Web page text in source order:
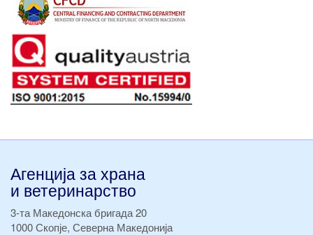
Агенција за храна
и ветеринарство
3-та Македонска бригада 20
1000 Скопје, Северна Македонија